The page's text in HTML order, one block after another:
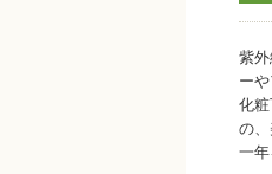
紫
ー
化
の、
一年